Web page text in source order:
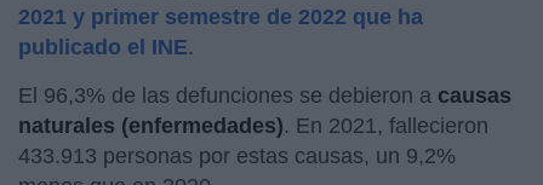
2021 y primer semestre de 2022 que ha
publicado el INE.
El 96,3% de las defunciones se debieron a causas
naturales (enfermedades). En 2021, fallecieron
433.913 personas por estas causas, un 9,2%